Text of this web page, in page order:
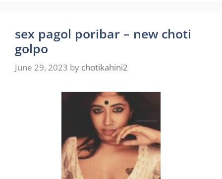
sex pagol poribar – new choti
golpo
June 29, 2023 by chotikahini2